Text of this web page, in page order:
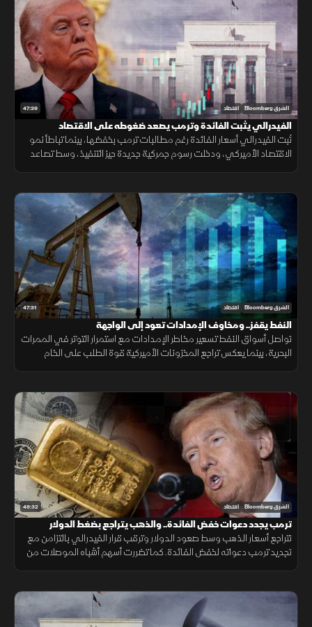
47:39 الشرق Bloomberg اقتصاد
الفيدرالي يثبت الفائدة وترمب يصعد ضغوطه على الاقتصاد
ثبت الفيدرالي أسعار الفائدة رغم مطالبات ترمب بخفضها، بينما تباطأ نمو
الاقتصاد الأميركي، ودخلت رسوم جمركية جديدة حيز التنفيذ، وسط تصاعد
47:31 الشرق Bloomberg اقتصاد
النفط يقفز.. ومخاوف الإمدادات تعود إلى الواجهة
تواصل أسواق النفط تسعير مخاطر الإمدادات مع استمرار التوتر في الممرات
البحرية، بينما يعكس تراجع المخزونات الأميركية قوة الطلب على الخام
49:32 الشرق Bloomberg اقتصاد
ترمب يجدد دعوات خفض الفائدة.. والذهب يتراجع بضغط الدولار
تتراجع أسعار الذهب وسط صعود الدولار وترقب قرار الفيدرالي بالتزامن مع
تجديد ترمب دعواته لخفض الفائدة. كما تضررت أسهم أشباه الموصلات من